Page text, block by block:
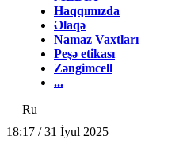
Haqqımızda
Əlaqə
Namaz Vaxtları
Peşə etikası
Zəngimcell
...
Ru
18:17 / 31 İyul 2025